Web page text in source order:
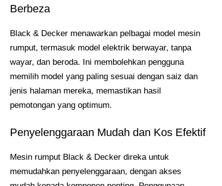
Berbeza
Black & Decker menawarkan pelbagai model mesin
rumput, termasuk model elektrik berwayar, tanpa
wayar, dan beroda. Ini membolehkan pengguna
memilih model yang paling sesuai dengan saiz dan
jenis halaman mereka, memastikan hasil
pemotongan yang optimum.
Penyelenggaraan Mudah dan Kos Efektif
Mesin rumput Black & Decker direka untuk
memudahkan penyelenggaraan, dengan akses